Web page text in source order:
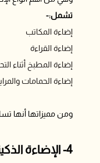
تشمل:-
إضاءة المكاتب
إضاءة القراءة
إضاءة المطبخ أثناء
إضاءة الحمامات
ومن مميزاتها أنها
4- الإضاءة الذكية المتغيرة الألوان (RGB Smart Lighting)